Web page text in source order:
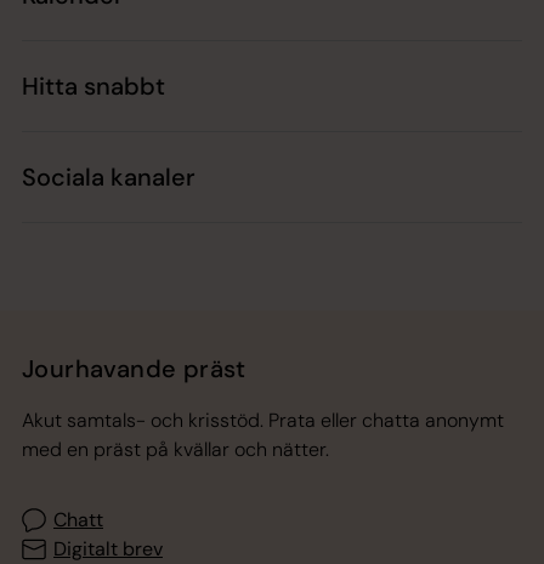
Hitta snabbt
Sociala kanaler
Jourhavande präst
Akut samtals- och krisstöd. Prata eller chatta anonymt
med en präst på kvällar och nätter.
Chatt
Digitalt brev